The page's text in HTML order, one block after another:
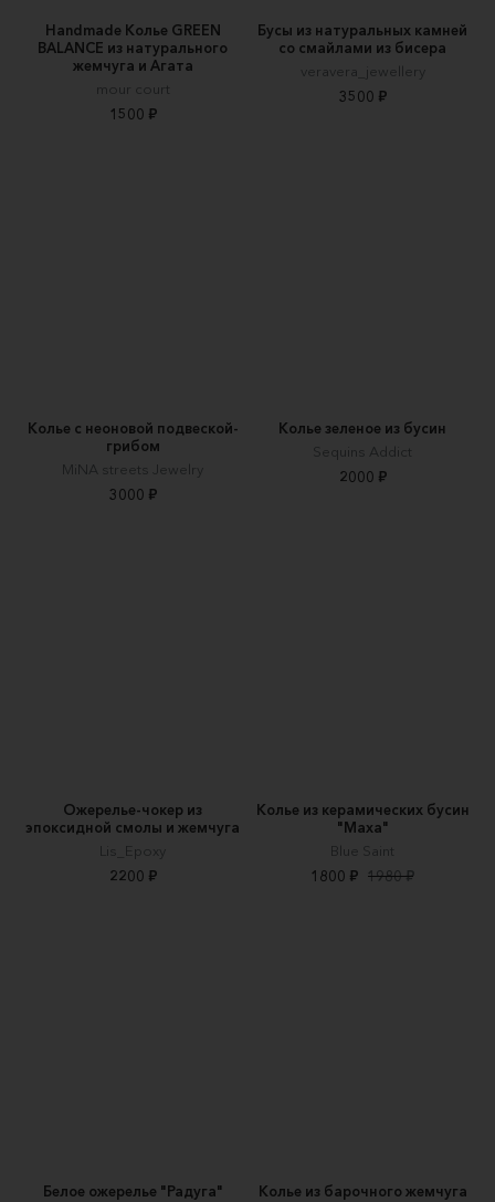
Handmade Колье GREEN
BALANCE из натурального
жемчуга и Агата
mour court
1500 ₽
Бусы из натуральных камней
со смайлами из бисера
veravera_jewellery
3500 ₽
Колье с неоновой подвеской-
грибом
MiNA streets Jewelry
3000 ₽
Колье зеленое из бусин
Sequins Addict
2000 ₽
Ожерелье-чокер из
эпоксидной смолы и жемчуга
Lis_Epoxy
2200 ₽
Колье из керамических бусин
"Маха"
Blue Saint
1800 ₽ 1980 ₽
Белое ожерелье "Радуга"
Колье из барочного жемчуга